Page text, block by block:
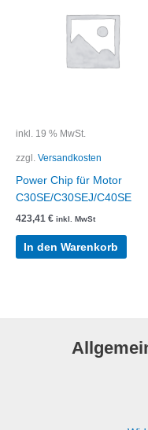
inkl. 19 % MwSt.
zzgl. Versandkosten
Power Chip für Motor
C30SE/C30SEJ/C40SE
423,41 € inkl. MwSt
In den Warenkorb